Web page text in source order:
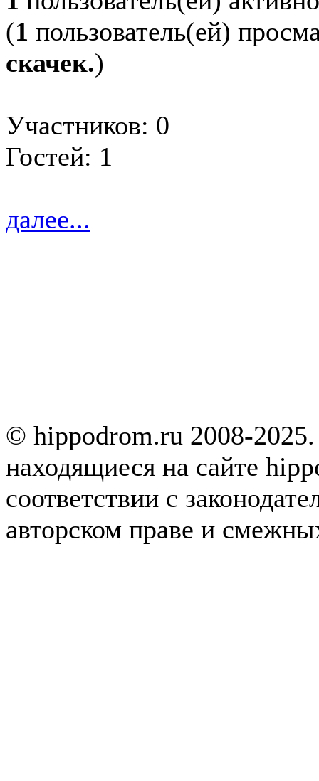
(1 пользователь(ей)
скачек.)
Участников: 0
Гостей: 1
далее...
© hippodrom.ru 2008-
находящиеся на сайте
соответствии с
авторском праве и